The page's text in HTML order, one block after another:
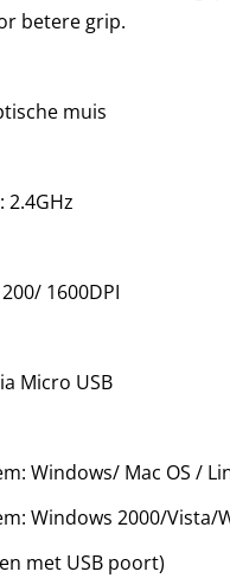
betere grip.
muis
2.4GHz
1600DPI
Micro USB
Windows/ Mac OS /
Windows 2000/
met USB poort)